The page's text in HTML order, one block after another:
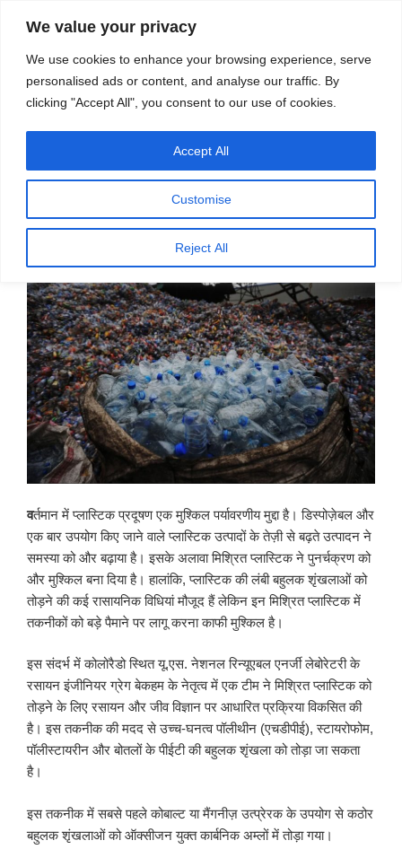
We value your privacy
We use cookies to enhance your browsing experience, serve
personalised ads or content, and analyse our traffic. By
clicking "Accept All", you consent to our use of cookies.
Customise
Reject All
Accept All
स्रोत
मेनू
प्रकाशित
मिश्रित प्लास्टिक से उपयोगी रसायनों का
निर्माण
वर्तमान में प्लास्टिक प्रदूषण एक मुश्किल पर्यावरणीय मुद्दा है। डिस्पोज़ेबल और
एक बार उपयोग किए जाने वाले प्लास्टिक उत्पादों के तेज़ी से बढ़ते उत्पादन ने
समस्या को और बढ़ाया है। इसके अलावा मिश्रित प्लास्टिक ने पुनर्चक्रण को
और मुश्किल बना दिया है। हालांकि, प्लास्टिक की लंबी बहुलक शृंखलाओं को
तोड़ने की कई रासायनिक विधियां मौजूद हैं लेकिन इन मिश्रित प्लास्टिक में
तकनीकों को बड़े पैमाने पर लागू करना काफी मुश्किल है।
इस संदर्भ में कोलोरैडो स्थित यू.एस. नेशनल रिन्यूएबल एनर्जी लेबोरेटरी के
रसायन इंजीनियर ग्रेग बेकहम के नेतृत्व में एक टीम ने मिश्रित प्लास्टिक को
तोड़ने के लिए रसायन और जीव विज्ञान पर आधारित प्रक्रिया विकसित की
है। इस तकनीक की मदद से उच्च-घनत्व पॉलीथीन (एचडीपीई), स्टायरोफोम,
पॉलीस्टायरीन और बोतलों के पीईटी की बहुलक शृंखला को तोड़ा जा सकता
है।
इस तकनीक में सबसे पहले कोबाल्ट या मैंगनीज़ उत्प्रेरक के उपयोग से कठोर
बहुलक शृंखलाओं को ऑक्सीजन युक्त कार्बनिक अम्लों में तोड़ा गया।